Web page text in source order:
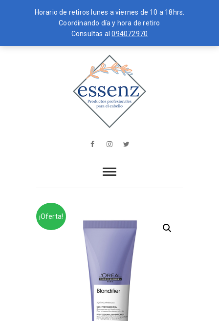
Horario de retiros lunes a viernes de 10 a 18hrs.
Coordinando día y hora de retiro
Consultas al094072970
to
essenz
EL CABELLO
FacebookInstagram
¡Oferta!